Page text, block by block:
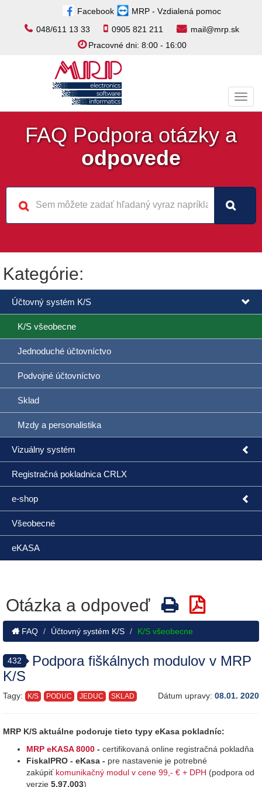
Facebook
MRP - Vzdialená pomoc
048/611 13 33
0905 821 211
mail@mrp.sk
Pracovné dni: 8:00 - 16:00
FAQ Podpora otázky a
odpovede
Kategórie:
Účtovný systém K/S
K/S všeobecne
Jednoduché účtovníctvo
Podvojné účtovníctvo
Sklad
Mzdy a personalistika
Vizuálny systém
Registračná pokladnica CRLX
e-shop
Všeobecné
eKASA
Otázka a odpoveď
FAQ Účtovný systém K/S K/S všeobecne
432
Podpora fiškálnych modulov v MRP
K/S
Tagy: K/S PODUC JEDUC SKLAD Dátum upravy: 08.01. 2020
MRP K/S aktuálne podoruje tieto typy eKasa pokladníc:
MRP eKASA 8000 - certifikovaná online registračná pokladňa
FiskalPRO - eKasa - pre nastavenie je potrebné
zakúpiť komunikačný modul v cene 99,- € + DPH (podpora od
verzie 5.97.003)